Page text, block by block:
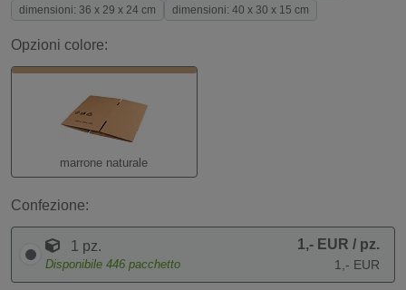
dimensioni: 36 x 29 x 24 cm
dimensioni: 40 x 30 x 15 cm
Opzioni colore:
marrone naturale
Confezione:
1 pz.
Disponibile 446 pacchetto
1,- EUR / pz.
1,- EUR